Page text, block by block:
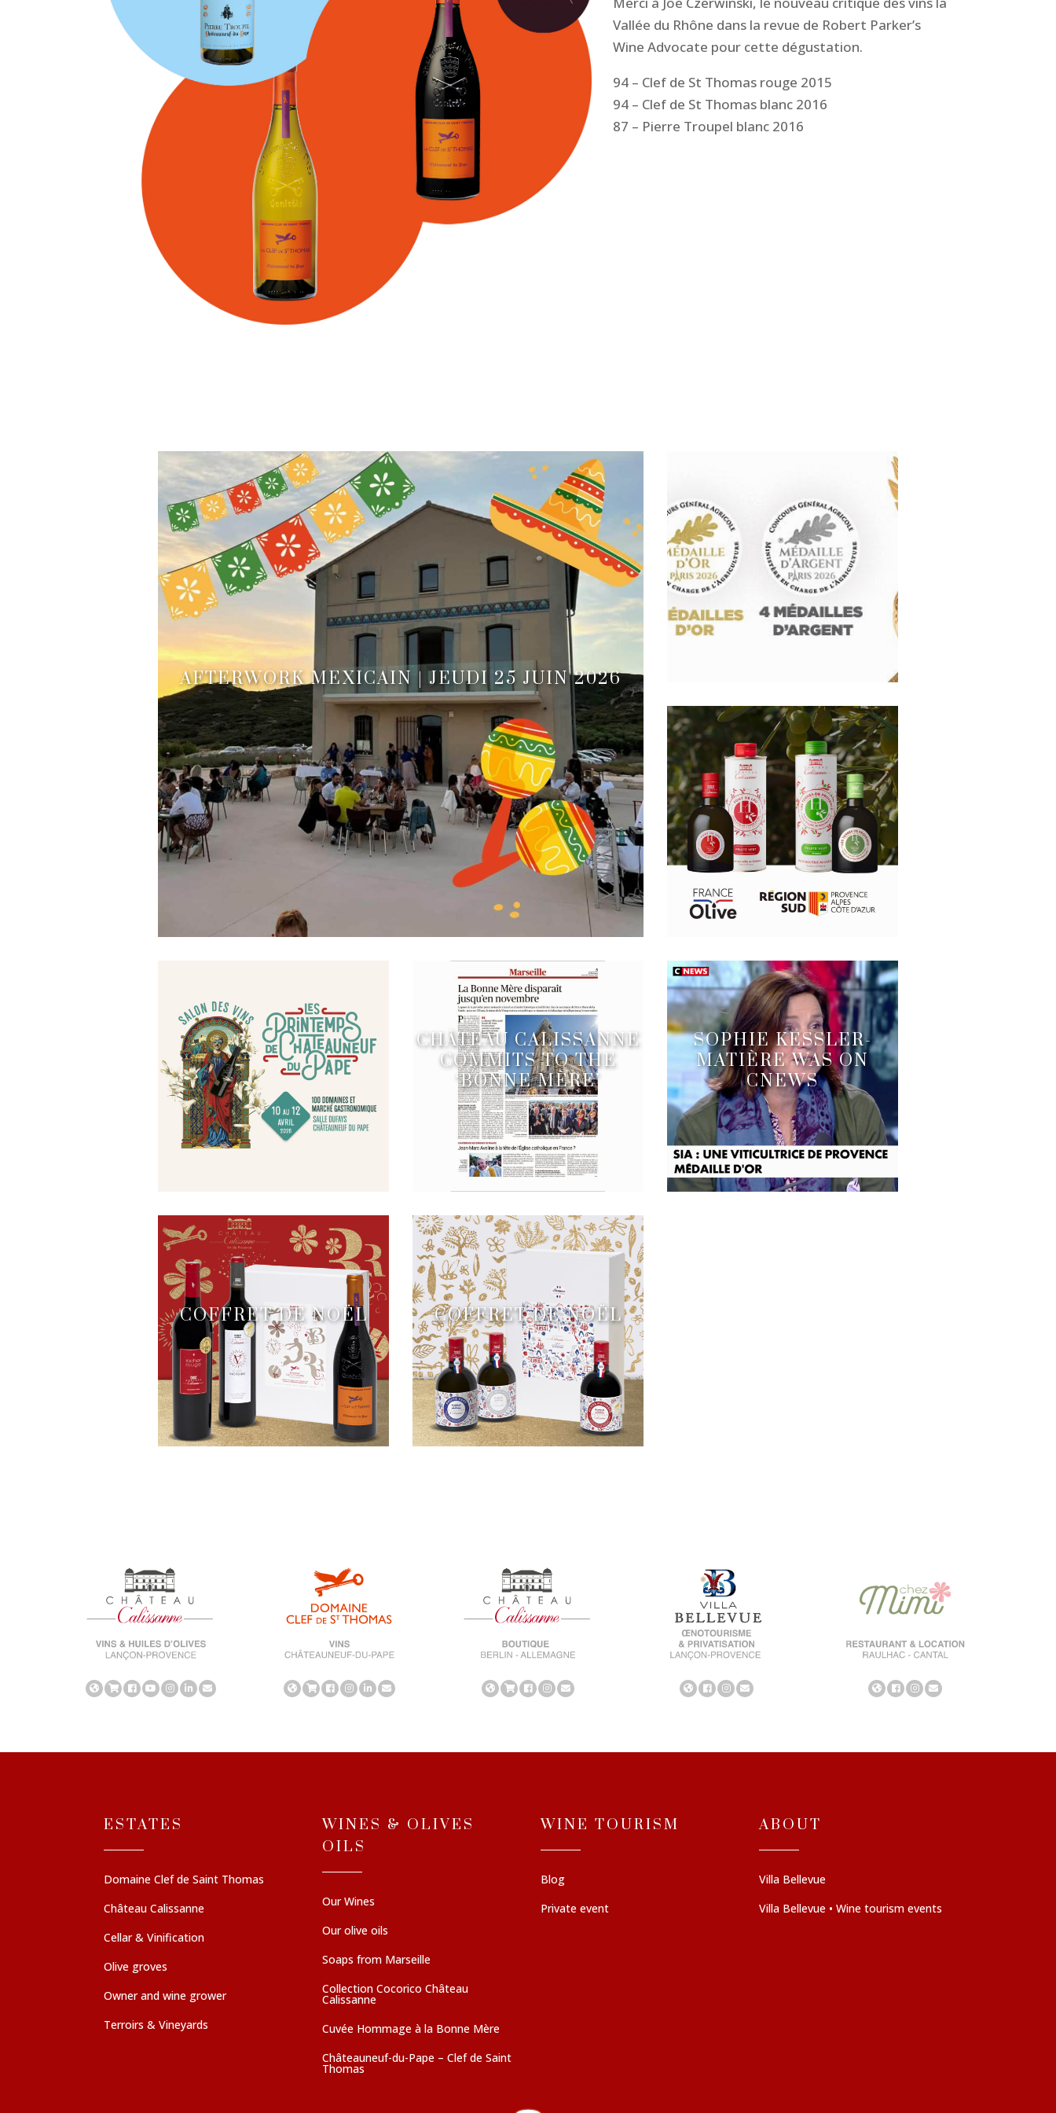
Vallée du Rhône dans la revue de Robert Parker’s
Wine Advocate pour cette dégustation.
94 – Clef de St Thomas rouge 2015
94 – Clef de St Thomas blanc 2016
87 – Pierre Troupel blanc 2016
AFTERWORK MEXICAIN | JEUDI 25 JUIN 2026
CHÂTEAU CALISSANNE
COMMITS TO THE
‘BONNE MÈRE’
SOPHIE KESSLER-
MATIÈRE WAS ON
CNEWS
COFFRET DE NOËL COFFRET DE NOËL
ESTATES
Domaine Clef de Saint Thomas
Château Calissanne
Cellar & Vinification
Olive groves
Owner and wine grower
Terroirs & Vineyards
WINES & OLIVES
OILS
Our Wines
Our olive oils
Soaps from Marseille
Collection Cocorico Château
Calissanne
Cuvée Hommage à la Bonne Mère
Châteauneuf-du-Pape – Clef de Saint
Thomas
WINE TOURISM
Blog
Private event
ABOUT
Villa Bellevue
Villa Bellevue • Wine tourism events